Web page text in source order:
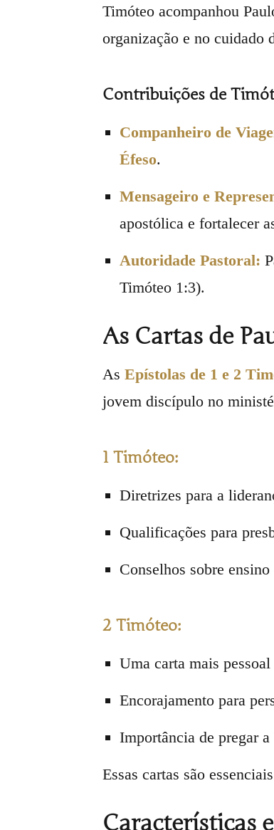
Timóteo acompanhou
organização e no cuidado
Contribuições de
Companheiro de
Éfeso.
Mensageiro e
apostólica e fortalecer
Autoridade Pastoral:
Timóteo 1:3).
As Cartas de
As Epístolas de 1 e 2
jovem discípulo no
1 Timóteo:
Diretrizes para a
Qualificações para
Conselhos sobre
2 Timóteo:
Uma carta mais
Encorajamento para
Importância de pregar
Essas cartas são
Características